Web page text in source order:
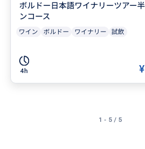
ボルドー日本語ワイナリーツアー
ンコース
ワイン ボルドー ワイナリー 試飲
4h ¥
1 - 5 / 5